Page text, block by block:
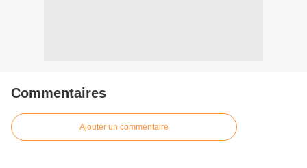
Commentaires
Ajouter un commentaire